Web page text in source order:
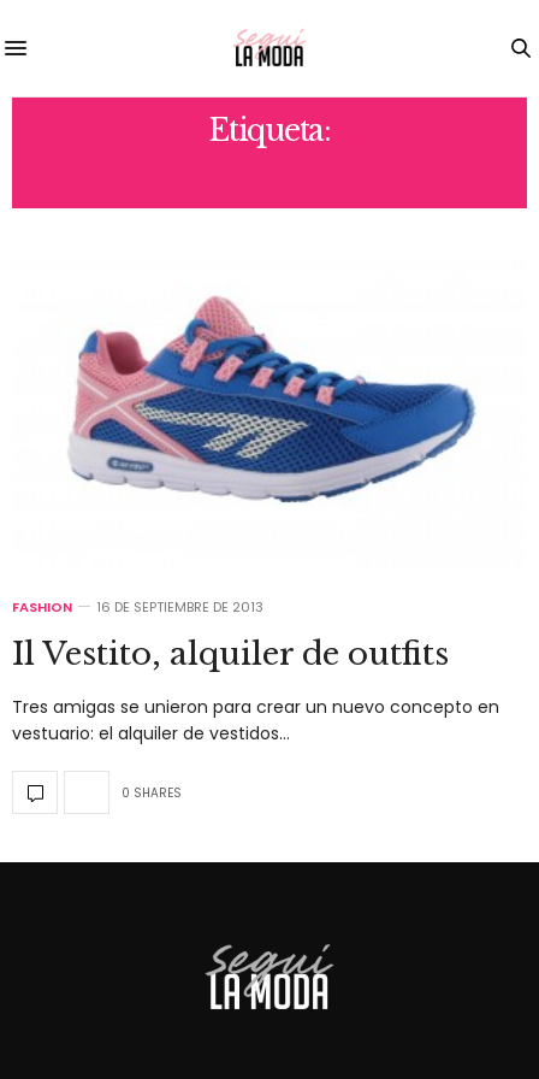
Etiqueta:
FASHION 16 DE SEPTIEMBRE DE 2013
Il Vestito, alquiler de outfits
Tres amigas se unieron para crear un nuevo concepto en
vestuario: el alquiler de vestidos…
0 SHARES